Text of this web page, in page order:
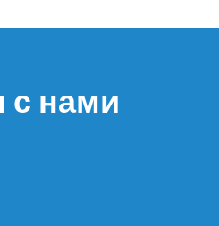
с нами